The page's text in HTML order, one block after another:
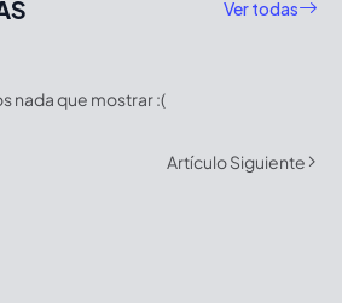
Ver todas
nada que mostrar :(
Artículo Siguiente